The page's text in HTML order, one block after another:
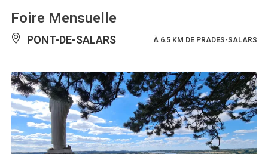
Foire Mensuelle
PONT-DE-SALARS À 6.5 KM DE PRADES-SALARS